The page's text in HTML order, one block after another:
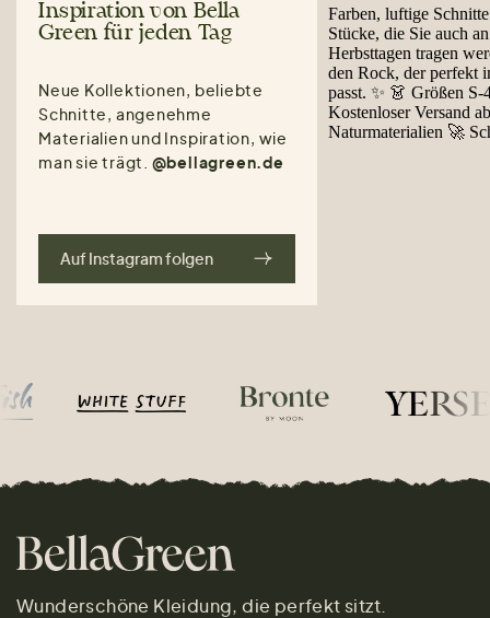
Inspiration von Bella
Green für jeden Tag
Neue Kollektionen, beliebte
Schnitte, angenehme
Materialien und Inspiration, wie
man sie trägt. @bellagreen.de
Auf Instagram folgen
Wunderschöne Kleidung, die perfekt sitzt.